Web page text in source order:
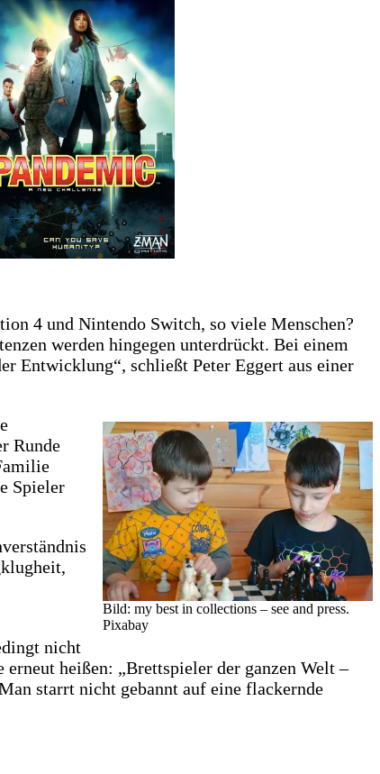
4 und Nintendo Switch, so viele Menschen?
werden hingegen unterdrückt. Bei einem
Entwicklung“, schließt Peter Eggert aus einer
Bild: my best in collections – see and press.
Pixabay
Runde
Spieler
nicht
heißen: „Brettspieler der ganzen Welt –
starrt nicht gebannt auf eine flackernde